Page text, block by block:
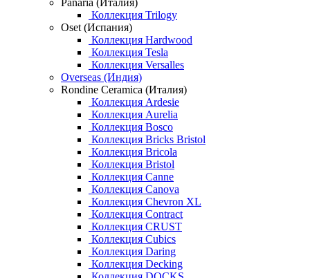
Panaria (Италия)
Коллекция Trilogy
Oset (Испания)
Коллекция Hardwood
Коллекция Tesla
Коллекция Versalles
Overseas (Индия)
Rondine Ceramica (Италия)
Коллекция Ardesie
Коллекция Aurelia
Коллекция Bosco
Коллекция Bricks Bristol
Коллекция Bricola
Коллекция Bristol
Коллекция Canne
Коллекция Canova
Коллекция Chevron XL
Коллекция Contract
Коллекция CRUST
Коллекция Cubics
Коллекция Daring
Коллекция Decking